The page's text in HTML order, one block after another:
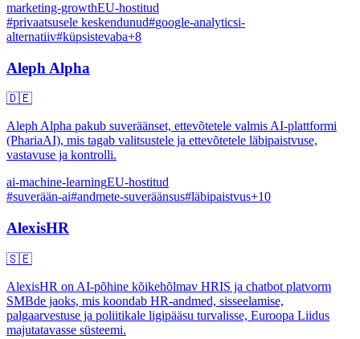
marketing-growthEU-hostitud
#privaatsusele keskendunud#google-analyticsi-
alternatiiv#küpsistevaba+8
Aleph Alpha
🇩🇪
Aleph Alpha pakub suveräänset, ettevõtetele valmis AI-plattformi
(PhariaAI), mis tagab valitsustele ja ettevõtetele läbipaistvuse,
vastavuse ja kontrolli.
ai-machine-learningEU-hostitud
#suverään-ai#andmete-suveräänsus#läbipaistvus+10
AlexisHR
🇸🇪
AlexisHR on AI-põhine kõikehõlmav HRIS ja chatbot platvorm
SMBde jaoks, mis koondab HR-andmed, sisseelamise,
palgaarvestuse ja poliitikale ligipääsu turvalisse, Euroopa Liidus
majutatavasse süsteemi.